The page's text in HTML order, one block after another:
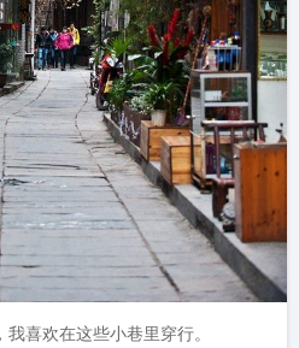
喜欢在这些小巷里穿行。